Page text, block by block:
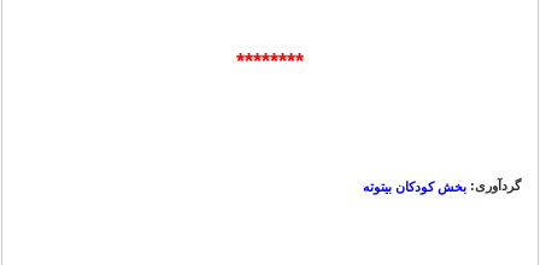
********
گردآوری: بخش کودکان بیتوته